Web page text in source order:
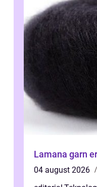
Lamana garn
04 august 2026